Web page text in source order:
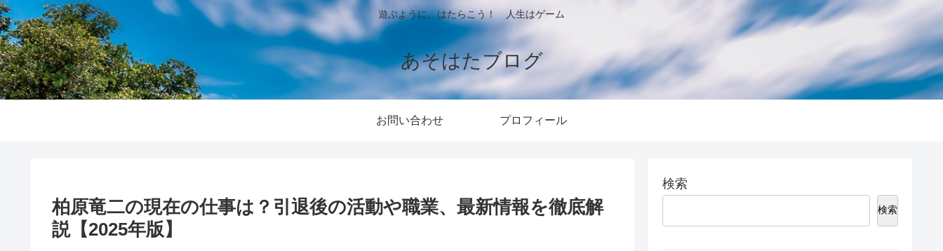
遊ぶように、はたらこう！ 人生はゲーム
あそはたブログ
お問い合わせ プロフィール
柏原竜二の現在の仕事は？引退後の活動や職業、最新情報を徹底解
説【2025年版】
検索
検索